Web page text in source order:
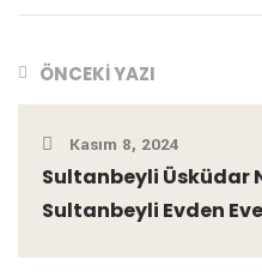
ÖNCEKI YAZI
Kasım 8, 2024
Sultanbeyli Üsküdar
Sultanbeyli Evden